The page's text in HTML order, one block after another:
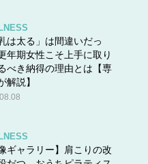
け身につけて持ち歩くこと
あればバッグを変えたとし
、なんでもかんでも詰め込
チラ見えしたら、余裕がな
を持つと神様が喧嘩しちゃ
や専門家が多いんです。
は太る」は間違いだっ
年期女性こそ上手に取り
べき納得の理由とは【専
解説】
像ギャラリー】肩こりの改